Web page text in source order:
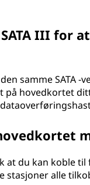
III for
samme SATA -
på hovedkortet
at du kan koble til
stasjoner alle